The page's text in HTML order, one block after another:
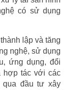
có sử dụng
lập và tăng
nghệ, sử dụng
ứng dụng, đổi
hợp tác với các
qua đầu tư xây